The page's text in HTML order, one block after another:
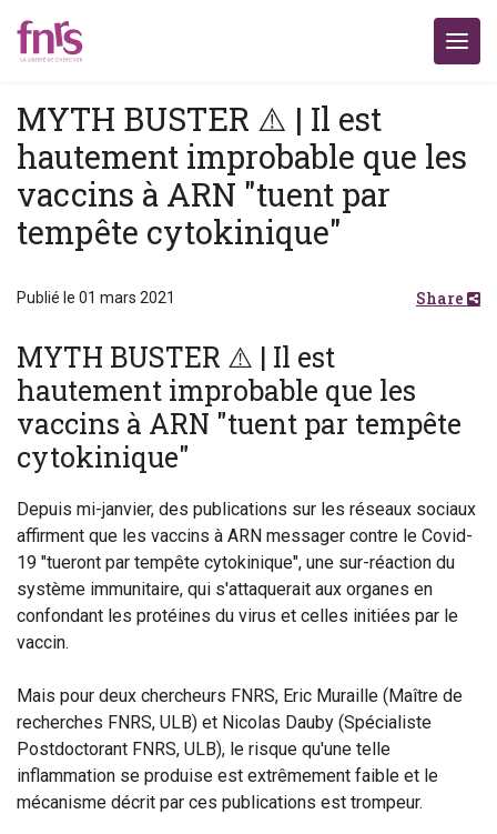
MYTH BUSTER ⚠️ | Il est
hautement improbable que les
vaccins à ARN "tuent par
tempête cytokinique"
Publié le 01 mars 2021 Share
MYTH BUSTER ⚠️ | Il est
hautement improbable que les
vaccins à ARN "tuent par tempête
cytokinique"
Depuis mi-janvier, des publications sur les réseaux sociaux
affirment que les vaccins à ARN messager contre le Covid-
19 "tueront par tempête cytokinique", une sur-réaction du
système immunitaire, qui s'attaquerait aux organes en
confondant les protéines du virus et celles initiées par le
vaccin.
Mais pour deux chercheurs FNRS, Eric Muraille (Maître de
recherches FNRS, ULB) et Nicolas Dauby (Spécialiste
Postdoctorant FNRS, ULB), le risque qu'une telle
inflammation se produise est extrêmement faible et le
mécanisme décrit par ces publications est trompeur.